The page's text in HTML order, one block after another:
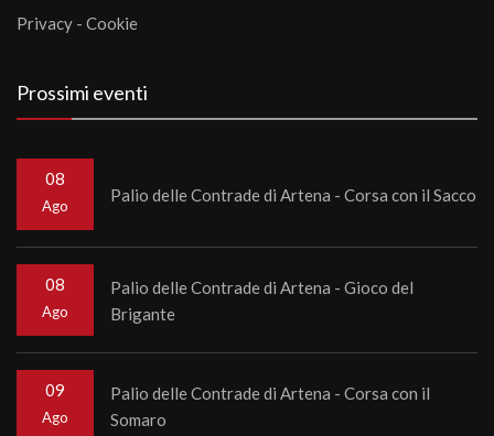
Privacy - Cookie
Prossimi eventi
08
Ago
Palio delle Contrade di Artena - Corsa con il Sacco
08
Ago
Palio delle Contrade di Artena - Gioco del
Brigante
09
Ago
Palio delle Contrade di Artena - Corsa con il
Somaro